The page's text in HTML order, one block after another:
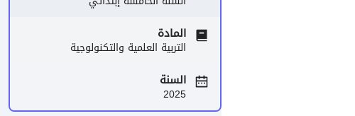
المادة
التربية العلمية والتكنولوجية
السنة
2025